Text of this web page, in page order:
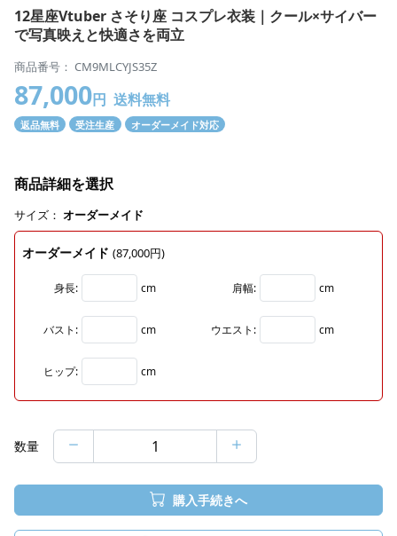
12星座Vtuber さそり座 コスプレ衣装｜クール×サイバー
で写真映えと快適さを両立
商品番号： CM9MLCYJS35Z
87,000円 送料無料
返品無料 受注生産 オーダーメイド対応
商品詳細を選択
サイズ： オーダーメイド
オーダーメイド (87,000円)
身長: cm 肩幅: cm
バスト: cm ウエスト: cm
ヒップ: cm
数量
購入手続きへ